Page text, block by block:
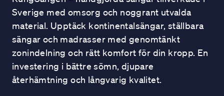
Sverige med omsorg och noggrant utvalda
material. Upptäck kontinentalsängar, ställbara
sängar och madrasser med genomtänkt
zonindelning och rätt komfort för din kropp. En
investering i bättre sömn, djupare
återhämtning och långvarig kvalitet.